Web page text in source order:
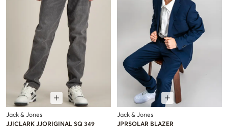
Jack & Jones
JJICLARK JJORIGINAL SQ 349
Jack & Jones
JPRSOLAR BLAZER